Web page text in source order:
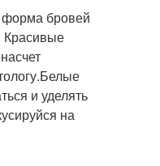
форма бровей
Красивые
и уделять
на